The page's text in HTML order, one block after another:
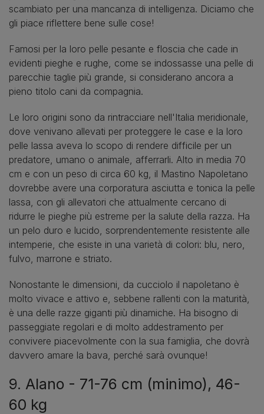
scambiato per una mancanza di intelligenza. Diciamo che
gli piace riflettere bene sulle cose!
Famosi per la loro pelle pesante e floscia che cade in
evidenti pieghe e rughe, come se indossasse una pelle di
parecchie taglie più grande, si considerano ancora a
pieno titolo cani da compagnia.
Le loro origini sono da rintracciare nell'Italia meridionale,
dove venivano allevati per proteggere le case e la loro
pelle lassa aveva lo scopo di rendere difficile per un
predatore, umano o animale, afferrarli. Alto in media 70
cm e con un peso di circa 60 kg, il Mastino Napoletano
dovrebbe avere una corporatura asciutta e tonica la pelle
lassa, con gli allevatori che attualmente cercano di
ridurre le pieghe più estreme per la salute della razza. Ha
un pelo duro e lucido, sorprendentemente resistente alle
intemperie, che esiste in una varietà di colori: blu, nero,
fulvo, marrone e striato.
Nonostante le dimensioni, da cucciolo il napoletano è
molto vivace e attivo e, sebbene rallenti con la maturità,
è una delle razze giganti più dinamiche. Ha bisogno di
passeggiate regolari e di molto addestramento per
convivere piacevolmente con la sua famiglia, che dovrà
davvero amare la bava, perché sarà ovunque!
9. Alano - 71-76 cm (minimo), 46-
60 kg